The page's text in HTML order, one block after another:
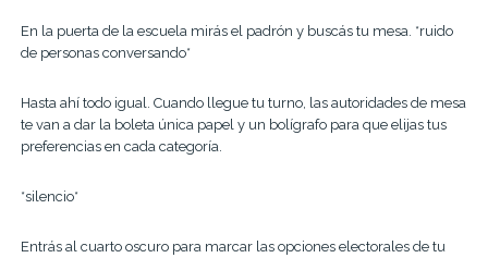
En la puerta de la escuela mirás el padrón y buscás tu mesa. *ruido
de personas conversando*
Hasta ahí todo igual. Cuando llegue tu turno, las autoridades de mesa
te van a dar la boleta única papel y un bolígrafo para que elijas tus
preferencias en cada categoría.
*silencio*
Entrás al cuarto oscuro para marcar las opciones electorales de tu